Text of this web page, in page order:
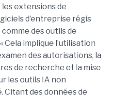
extensions de
d’entreprise régis
des outils de
implique l’utilisation
des autorisations, la
de recherche et la mise
les outils IA non
Citant des données de